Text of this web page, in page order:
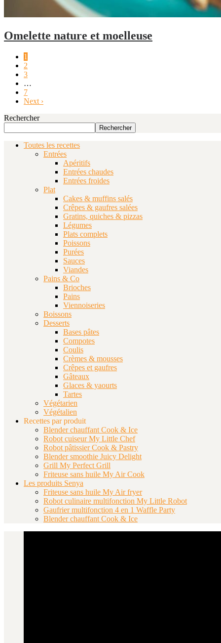
Omelette nature et moelleuse
1
2
3
…
7
Next ›
Rechercher
Rechercher
Toutes les recettes
Entrées
Apéritifs
Entrées chaudes
Entrées froides
Plat
Cakes & muffins salés
Crêpes & gaufres salées
Gratins, quiches & pizzas
Légumes
Plats complets
Poissons
Purées
Sauces
Viandes
Pains & Co
Brioches
Pains
Viennoiseries
Boissons
Desserts
Bases pâtes
Compotes
Coulis
Crèmes & mousses
Crêpes et gaufres
Gâteaux
Glaces & yaourts
Tartes
Végétarien
Végétalien
Recettes par produit
Blender chauffant Cook & Ice
Robot cuiseur My Little Chef
Robot pâtissier Cook & Pastry
Blender smoothie Juicy Delight
Grill My Perfect Grill
Friteuse sans huile My Air Cook
Les produits Senya
Friteuse sans huile My Air fryer
Robot culinaire multifonction My Little Robot
Gaufrier multifonction 4 en 1 Waffle Party
Blender chauffant Cook & Ice